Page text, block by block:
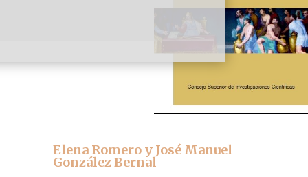
Elena Romero y José Manuel
González Bernal